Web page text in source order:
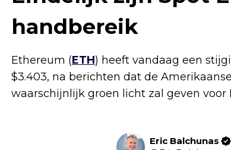
handbereik
Ethereum (ETH) heeft vandaag een
$3.403, na berichten dat de
waarschijnlijk groen licht zal geven voor
Eric Balchunas